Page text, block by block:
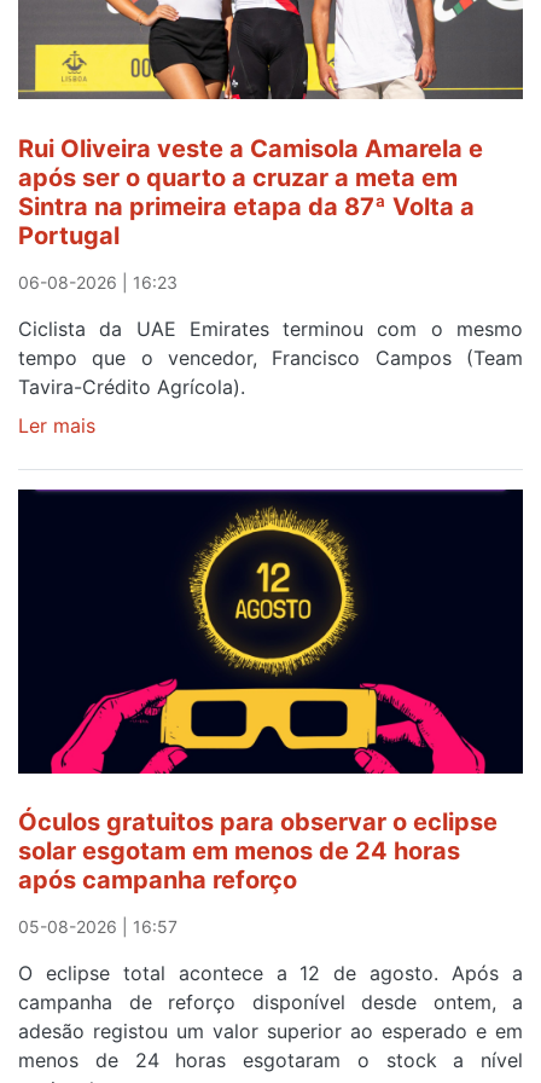
Amarela
ao
da
etapa
da
Volta
a
Portugal
Rui Oliveira veste a Camisola Amarela e
após ser o quarto a cruzar a meta em
Sintra na primeira etapa da 87ª Volta a
Portugal
06-08-2026 | 16:23
Ciclista da UAE Emirates terminou com o mesmo
tempo que o vencedor, Francisco Campos (Team
Tavira-Crédito Agrícola).
Ler mais
ser
o
quarto
a
a
meta
em
Sintra
primeira
etapa
da
87ª
Óculos gratuitos para observar o eclipse
solar esgotam em menos de 24 horas
após campanha reforço
05-08-2026 | 16:57
O eclipse total acontece a 12 de agosto. Após a
campanha de reforço disponível desde ontem, a
adesão registou um valor superior ao esperado e em
menos de 24 horas esgotaram o stock a nível